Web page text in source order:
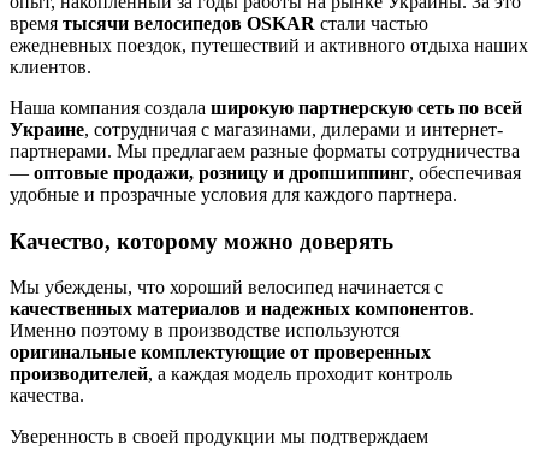
время тысячи велосипедов OSKAR стали частью
ежедневных поездок, путешествий и активного отдыха наших
клиентов.
Наша компания создала широкую партнерскую сеть по всей
Украине, сотрудничая с магазинами, дилерами и интернет-
партнерами. Мы предлагаем разные форматы сотрудничества
— оптовые продажи, розницу и дропшиппинг, обеспечивая
удобные и прозрачные условия для каждого партнера.
Качество, которому можно доверять
Мы убеждены, что хороший велосипед начинается с
качественных материалов и надежных компонентов.
Именно поэтому в производстве используются
оригинальные комплектующие от проверенных
производителей, а каждая модель проходит контроль
качества.
Уверенность в своей продукции мы подтверждаем